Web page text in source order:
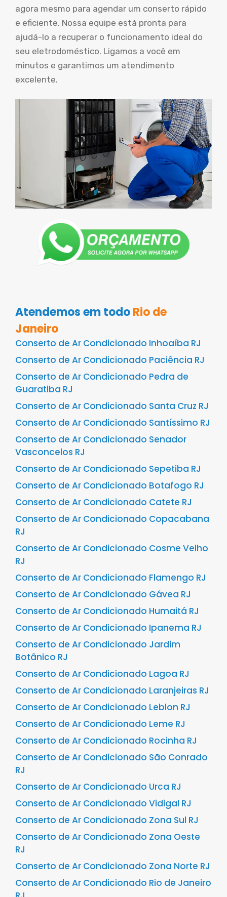
agora mesmo para agendar um conserto rápido
e eficiente. Nossa equipe está pronta para
ajudá-lo a recuperar o funcionamento ideal do
seu eletrodoméstico. Ligamos a você em
minutos e garantimos um atendimento
excelente.
Atendemos em todoRio de
Janeiro
Conserto de Ar Condicionado Inhoaíba RJ
Conserto de Ar Condicionado Paciência RJ
Conserto de Ar Condicionado Pedra de
Guaratiba RJ
Conserto de Ar Condicionado Santa Cruz RJ
Conserto de Ar Condicionado Santíssimo RJ
Conserto de Ar Condicionado Senador
Vasconcelos RJ
Conserto de Ar Condicionado Sepetiba RJ
Conserto de Ar Condicionado Botafogo RJ
Conserto de Ar Condicionado Catete RJ
Conserto de Ar Condicionado Copacabana
RJ
Conserto de Ar Condicionado Cosme Velho
RJ
Conserto de Ar Condicionado Flamengo RJ
Conserto de Ar Condicionado Gávea RJ
Conserto de Ar Condicionado Humaitá RJ
Conserto de Ar Condicionado Ipanema RJ
Conserto de Ar Condicionado Jardim
Botânico RJ
Conserto de Ar Condicionado Lagoa RJ
Conserto de Ar Condicionado Laranjeiras RJ
Conserto de Ar Condicionado Leblon RJ
Conserto de Ar Condicionado Leme RJ
Conserto de Ar Condicionado Rocinha RJ
Conserto de Ar Condicionado São Conrado
RJ
Conserto de Ar Condicionado Urca RJ
Conserto de Ar Condicionado Vidigal RJ
Conserto de Ar Condicionado Zona Sul RJ
Conserto de Ar Condicionado Zona Oeste
RJ
Conserto de Ar Condicionado Zona Norte RJ
Conserto de Ar Condicionado Rio de Janeiro